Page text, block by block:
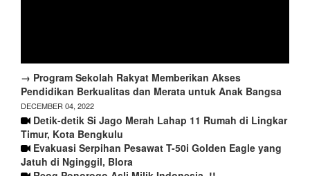
→ Program Sekolah Rakyat Memberikan Akses
Pendidikan Berkualitas dan Merata untuk Anak Bangsa
DECEMBER 04, 2022
Detik-detik Si Jago Merah Lahap 11 Rumah di Lingkar
Timur, Kota Bengkulu
Evakuasi Serpihan Pesawat T-50i Golden Eagle yang
Jatuh di Nginggil, Blora